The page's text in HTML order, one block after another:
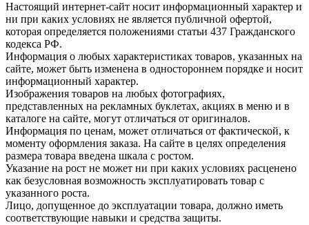
Настоящий интернет-сайт носит информационный характер и
ни при каких условиях не является публичной офертой,
которая определяется положениями статьи 437 Гражданского
кодекса РФ.
Информация о любых характеристиках товаров, указанных на
сайте, может быть изменена в одностороннем порядке и носит
информационный характер.
Изображения товаров на любых фотографиях,
представленных на рекламных буклетах, акциях в меню и в
каталоге на сайте, могут отличаться от оригиналов.
Информация по ценам, может отличаться от фактической, к
моменту оформления заказа. На сайте в целях определения
размера товара введена шкала с ростом.
Указание на рост не может ни при каких условиях расценено
как безусловная возможность эксплуатировать товар с
указанного роста.
Лицо, допущенное до эксплуатации товара, должно иметь
соответствующие навыки и средства защиты.